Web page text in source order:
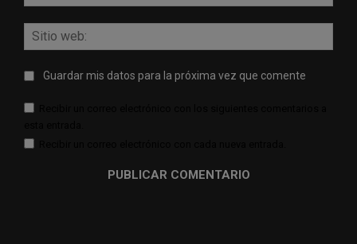
Guardar mis datos para la próxima vez que comente